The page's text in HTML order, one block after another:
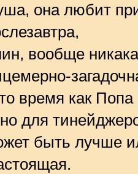
она любит
вообще
время как Попа
для
быть лучше